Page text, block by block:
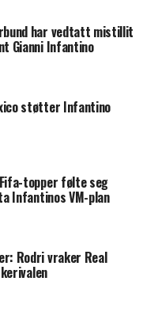
har vedtatt mistillit
Gianni Infantino
støtter Infantino
topper følte seg
Infantinos VM-plan
Rodri vraker Real